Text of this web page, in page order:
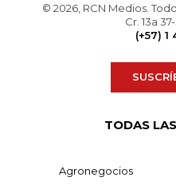
© 2026, RCN Medios.
Cr. 13a
(+57)
TODAS
Agronegocios